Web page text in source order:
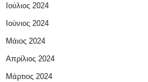
Ιούλιος 2024
Ιούνιος 2024
Μάιος 2024
Απρίλιος 2024
Μάρτιος 2024